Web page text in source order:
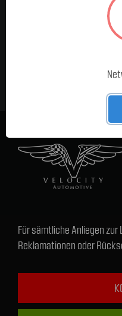
MELDE
Für sämtliche Anliegen
Reklamationen oder